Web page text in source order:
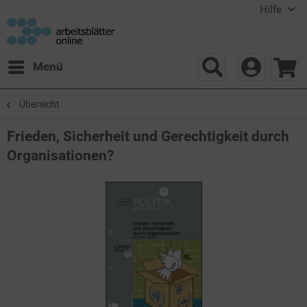
Hilfe
Menü
Übersicht
Frieden, Sicherheit und Gerechtigkeit durch
Organisationen?